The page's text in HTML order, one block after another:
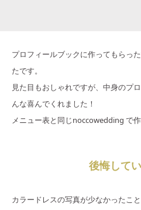
プロフィールブックに作ってもらっ
たです。
見た目もおしゃれですが、中身のプ
んな喜んでくれました！
メニュー表と同じnoccowedding で
後悔して
カラードレスの写真が少なかったこと